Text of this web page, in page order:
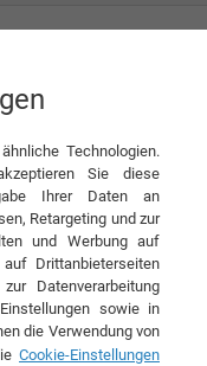
Technologien.
Sie diese
Ihrer Daten an
Retargeting und zur
und Werbung auf
Drittanbieterseiten
Datenverarbeitung
sowie in
die Verwendung von
Cookie-Einstellungen